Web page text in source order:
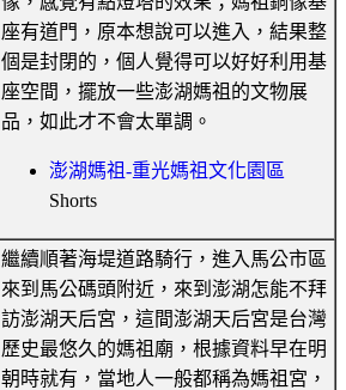
座有道門，原本想說可以進入，結果整
個是封閉的，個人覺得可以好好利用基
座空間，擺放一些澎湖媽祖的文物展
品，如此才不會太單調。
澎湖媽祖-重光媽祖文化園區
Shorts
繼續順著海堤道路騎行，進入馬公市區
來到馬公碼頭附近，來到澎湖怎能不拜
訪澎湖天后宮，這間澎湖天后宮是台灣
歷史最悠久的媽祖廟，根據資料早在明
朝時就有，當地人一般都稱為媽祖宮，